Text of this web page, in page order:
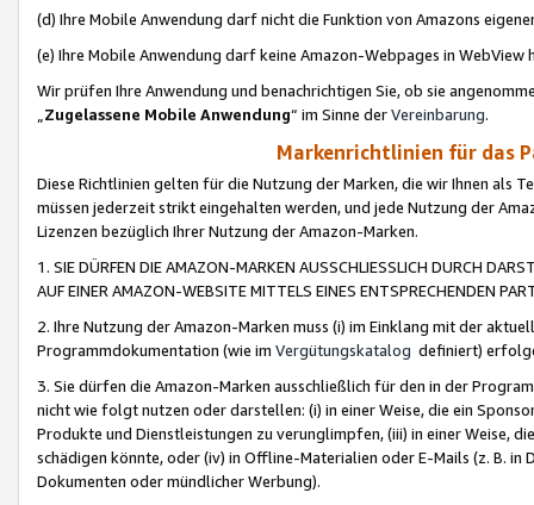
(d) Ihre Mobile Anwendung darf nicht die Funktion von Amazons
(e) Ihre Mobile Anwendung darf keine Amazon-Webpages in WebView
Wir prüfen Ihre Anwendung und benachrichtigen Sie, ob sie
„Zugelassene Mobile Anwendung“ im Sinne derVereinbarung.
Markenrichtlinien für das
Diese Richtlinien gelten für die Nutzung der Marken, die wir Ihnen als
müssen jederzeit strikt eingehalten werden, und jede Nutzung der
Lizenzen bezüglich Ihrer Nutzung der Amazon-Marken.
1. SIE DÜRFEN DIE AMAZON-MARKEN AUSSCHLIESSLICH DURCH
AUF EINER AMAZON-WEBSITE MITTELS EINES ENTSPRECHENDEN
2. Ihre Nutzung der Amazon-Marken muss (i) im Einklang mit der
Programmdokumentation (wie im Vergütungskatalog definiert)
3. Sie dürfen die Amazon-Marken ausschließlich für den in der
nicht wie folgt nutzen oder darstellen: (i) in einer Weise, die ein
Produkte und Dienstleistungen zu verunglimpfen, (iii) in einer Weise,
schädigen könnte, oder (iv) in Offline-Materialien oder E-Mails (z. B. in
Dokumenten oder mündlicher Werbung).